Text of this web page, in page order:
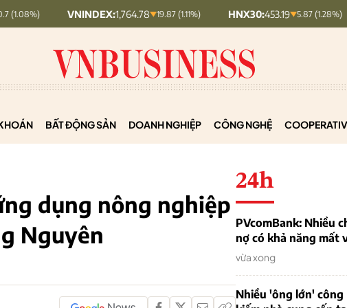
VNINDEX: 1,764.78 19.87 (1.11%) HNX30: 453.19 5.87 (1.28%)
BẤT ĐỘNG SẢN DOANH NGHIỆP CÔNG NGHỆ
dụng nông nghiệp
Nguyên
24h
PVcomBank: Nhiều
nợ có khả năng mất
vừa xong
Nhiều 'ông lớn'